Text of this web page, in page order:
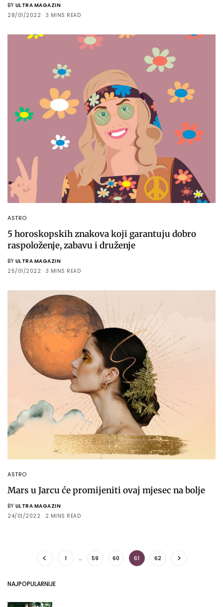
BY ULTRA MAGAZIN
28/01/2022
3 MINS READ
ASTRO
5 horoskopskih znakova koji garantuju dobro
raspoloženje, zabavu i druženje
BY ULTRA MAGAZIN
25/01/2022
3 MINS READ
ASTRO
Mars u Jarcu će promijeniti ovaj mjesec na bolje
BY ULTRA MAGAZIN
24/01/2022
2 MINS READ
1 … 59 60 61 62
NAJPOPULARNIJE